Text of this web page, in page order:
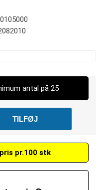
antal på 25
pr.100 stk